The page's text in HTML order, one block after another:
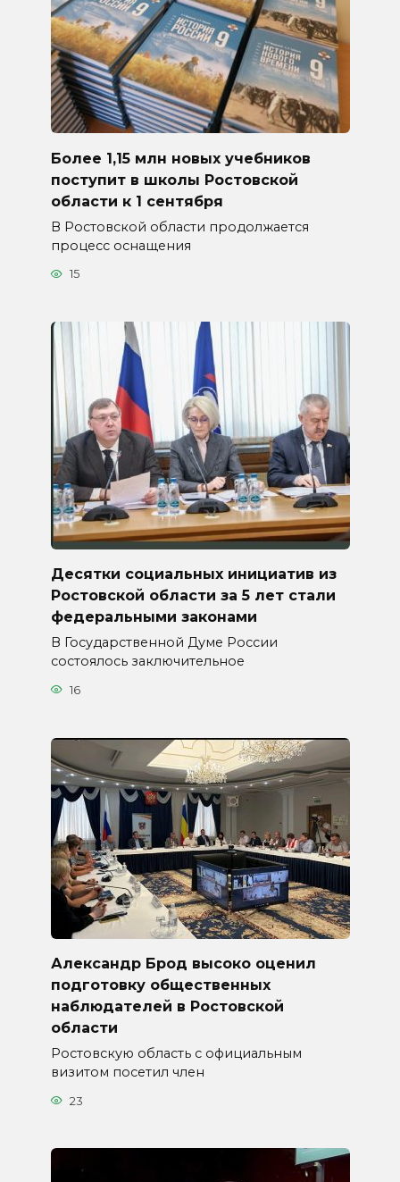
Более 1,15 млн новых учебников
поступит в школы Ростовской
области к 1 сентября
В Ростовской области продолжается
процесс оснащения
15
Десятки социальных инициатив из
Ростовской области за 5 лет стали
федеральными законами
В Государственной Думе России
состоялось заключительное
16
Александр Брод высоко оценил
подготовку общественных
наблюдателей в Ростовской
области
Ростовскую область с официальным
визитом посетил член
23